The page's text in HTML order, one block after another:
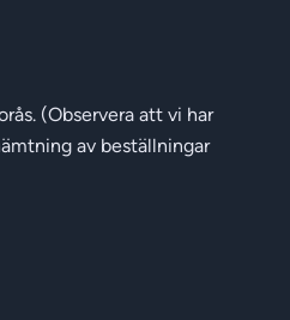
(Observera att vi har
av beställningar